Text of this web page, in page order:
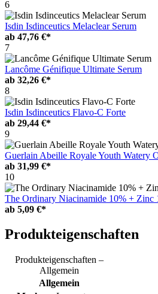
6
Isdin Isdinceutics Melaclear Serum
ab 47,76 €*
7
Lancôme Génifique Ultimate Serum
ab 32,26 €*
8
Isdin Isdinceutics Flavo-C Forte
ab 29,44 €*
9
Guerlain Abeille Royale Youth Watery
ab 31,99 €*
10
The Ordinary Niacinamide 10% + Zinc
ab 5,09 €*
Produkteigenschaften
Produkteigenschaften –
Allgemein
Allgemein